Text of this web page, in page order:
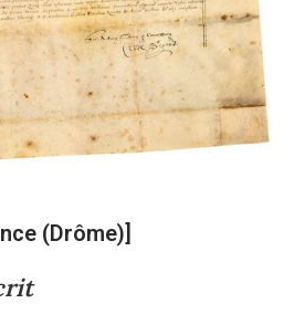
(Drôme)]